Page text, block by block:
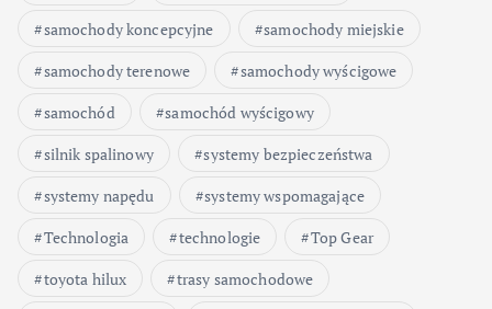
samochody koncepcyjne
samochody miejskie
samochody terenowe
samochody wyścigowe
samochód
samochód wyścigowy
silnik spalinowy
systemy bezpieczeństwa
systemy napędu
systemy wspomagające
Technologia
technologie
Top Gear
toyota hilux
trasy samochodowe